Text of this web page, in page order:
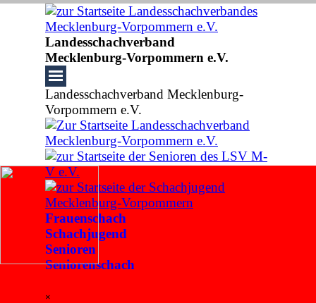
Direkt zum Seiteninhalt
Landesschachverband
Mecklenburg-Vorpommern e.V.
Landesschachverband Mecklenburg-
Vorpommern e.V.
Frauenschach
Schachjugend
Senioren
Seniorenschach
×